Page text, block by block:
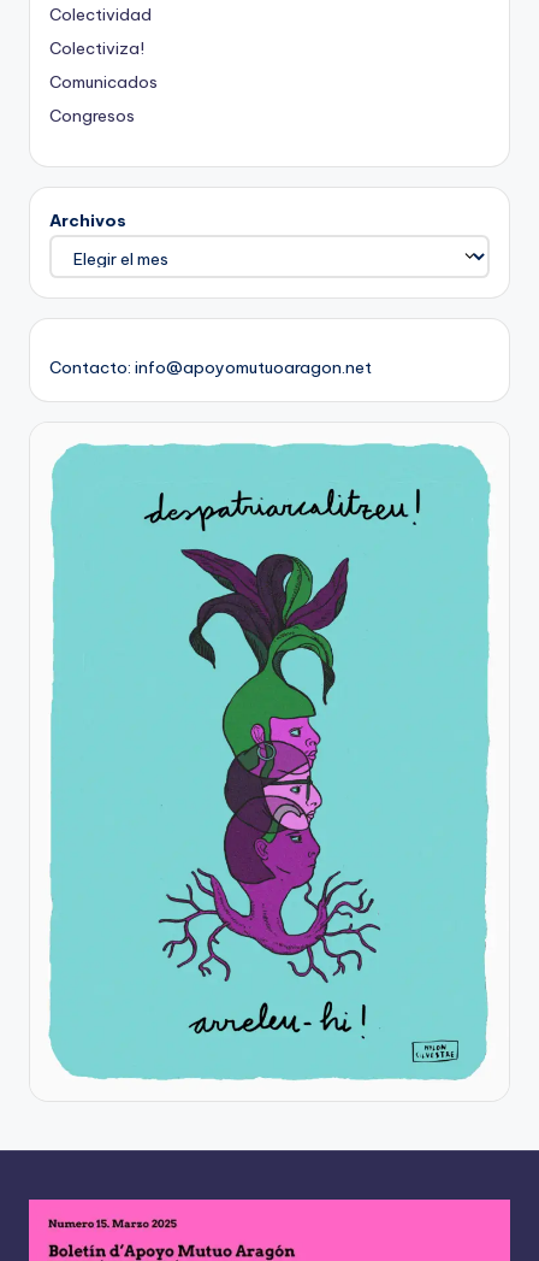
Colectividad
Colectiviza!
Comunicados
Congresos
Archivos
Contacto: info@apoyomutuoaragon.net